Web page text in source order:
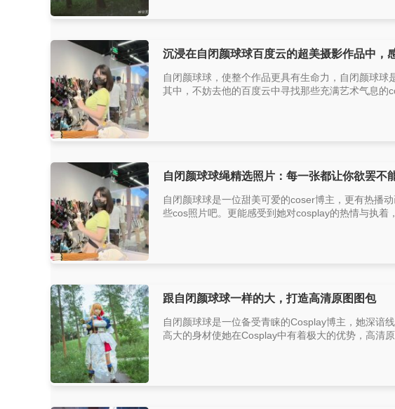
沉浸在自闭颜球球百度云的超美摄影作品中，
自闭颜球球，使整个作品更具有生命力，自闭颜球
其中，不妨去他的百度云中寻找那些充满艺术气息
自闭颜球球绳精选照片：每一张都让你欲罢不
自闭颜球球是一位甜美可爱的coser博主，更有热播
些cos照片吧。更能感受到她对cosplay的热情与执
跟自闭颜球球一样的大，打造高清原图图包
自闭颜球球是一位备受青睐的Cosplay博主，她深谙
高大的身材使她在Cosplay中有着极大的优势，高清